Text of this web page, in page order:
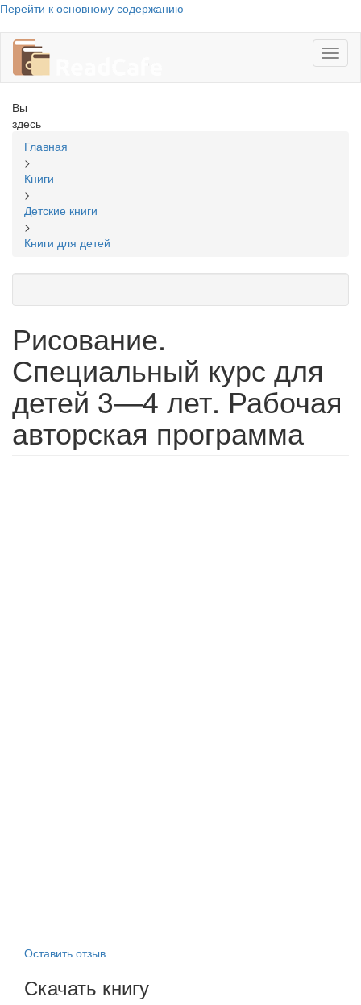
Перейти к основному содержанию
Вы
здесь
Главная
>
Книги
>
Детские книги
>
Книги для детей
Рисование.
Специальный курс для
детей 3—4 лет. Рабочая
авторская программа
Оставить отзыв
Скачать книгу